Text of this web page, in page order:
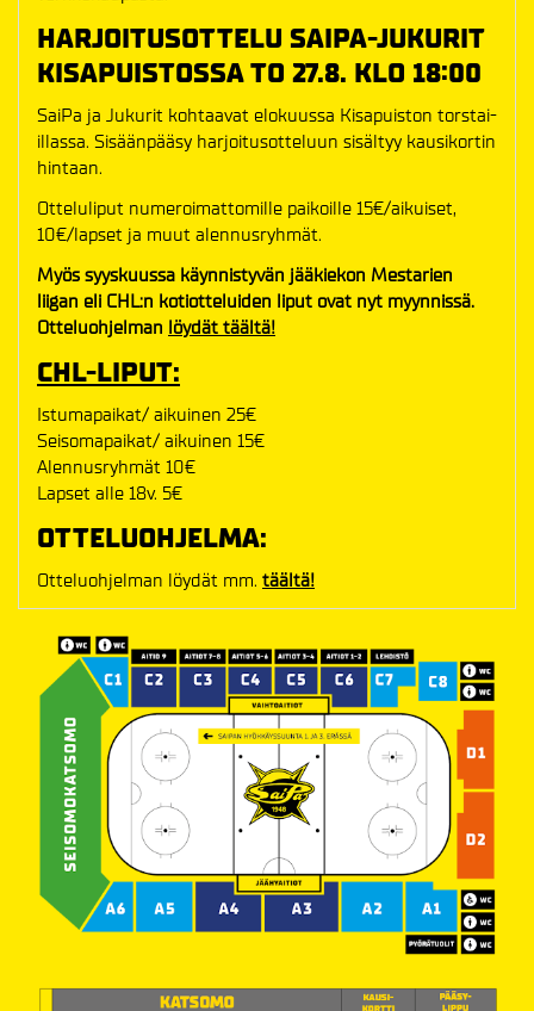
HARJOITUSOTTELU SAIPA-JUKURIT
KISAPUISTOSSA TO 27.8. KLO 18:00
SaiPa ja Jukurit kohtaavat elokuussa Kisapuiston torstai-
illassa. Sisäänpääsy harjoitusotteluun sisältyy kausikortin
hintaan.
Otteluliput numeroimattomille paikoille 15€/aikuiset,
10€/lapset ja muut alennusryhmät.
Myös syyskuussa käynnistyvän jääkiekon Mestarien
liigan eli CHL:n kotiotteluiden liput ovat nyt myynnissä.
Otteluohjelman löydät täältä!
CHL-LIPUT:
Istumapaikat/ aikuinen 25€
Seisomapaikat/ aikuinen 15€
Alennusryhmät 10€
Lapset alle 18v. 5€
OTTELUOHJELMA:
Otteluohjelman löydät mm. täältä!